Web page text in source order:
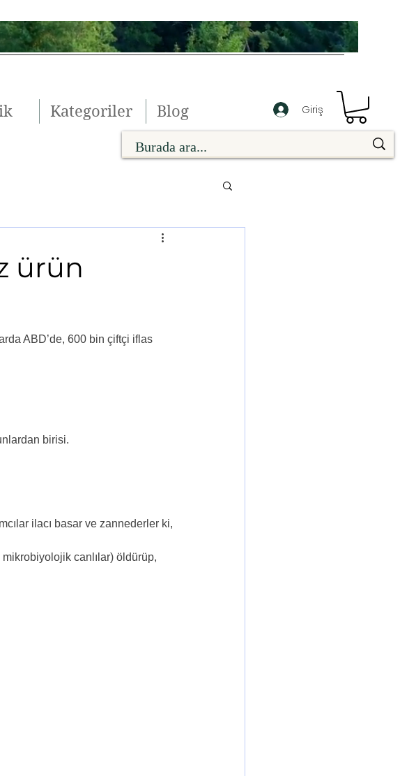
Kategoriler Blog Giriş
ürün
ABD’de, 600 bin çiftçi iflas
birisi.
ilacı basar ve zannederler ki,
canlılar) öldürüp,